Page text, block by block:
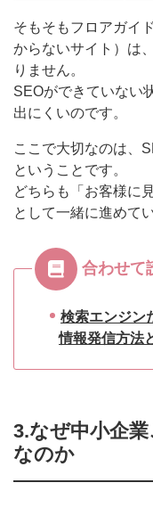
そもそもフロアガイ
からないサイト）は
りません。
SEOができていない
出にくいのです。
ここで大切なのは、
ということです。
どちらも「お客様に
として一緒に進めて
合わせて
検索エンジン
情報発信方法
3.なぜ中小企
なのか